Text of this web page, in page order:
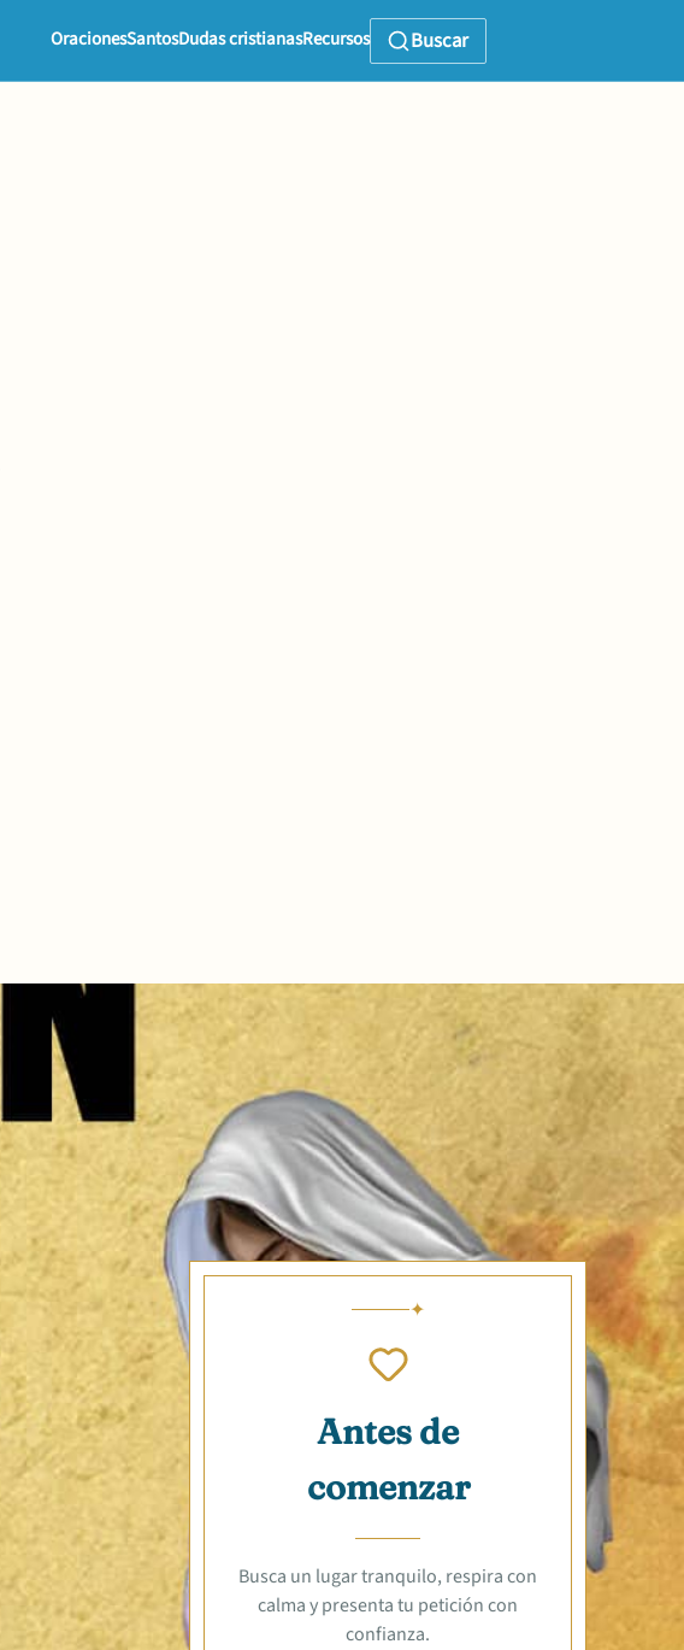
OracionesSantosDudas cristianasRecursos Buscar
Antes de
comenzar
Busca un lugar tranquilo, respira con
calma y presenta tu petición con
confianza.